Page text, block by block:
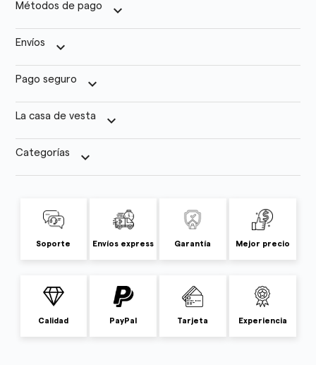
Métodos de pago keyboard_arrow_down
Envíos keyboard_arrow_down
Pago seguro keyboard_arrow_down
La casa de vesta keyboard_arrow_down
Categorías keyboard_arrow_down
Soporte Envíos express Garantía Mejor precio
Calidad PayPal Tarjeta Experiencia